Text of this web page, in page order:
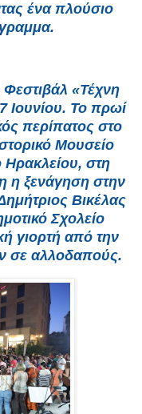
ένα πλούσιο
«Τέχνη
Ιουνίου. Το πρωί
περίπατος στο
Μουσείο
Ηρακλείου, στη
η ξενάγηση στην
Βικέλας
Σχολείο
γιορτή από την
σε αλλοδαπούς.